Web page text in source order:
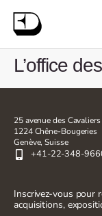
L’office
25 avenue des Cavaliers
1224 Chêne-Bougeries
Genève, Suisse
+41-22-348-
Inscrivez-vous pour
acquisitions,